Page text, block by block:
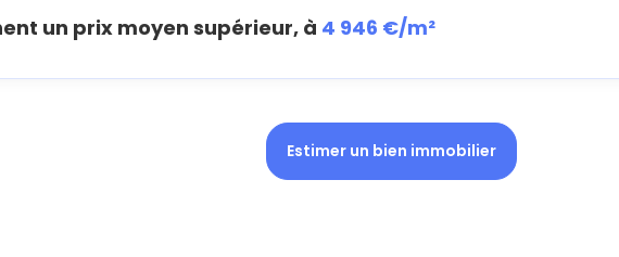
un prix moyen supérieur, à 4 946 €/m²
Estimer un bien immobilier